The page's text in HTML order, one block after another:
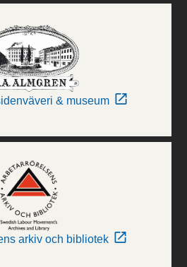
& museum
arkiv och bibliotek